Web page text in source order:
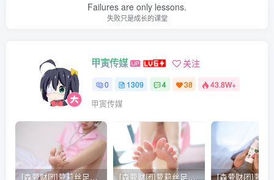
[12.17]
面饼仙儿 – NO.140 加藤惠泳装[20P-138M]
[11.17]
面饼仙儿 – NO.139 红高跟女仆[30P-248.2M]
[8.25]
Failures are only lessons.
失败只是成长的课堂
甲寅传媒 关注
0 1309 4 38 43.8W+
甲寅传媒
[森萝财团]萝莉丝足写真 [X-021] 护士妹妹穿白丝 [森萝财团]萝莉丝足写真 [X-026] JK粉色校服白丝